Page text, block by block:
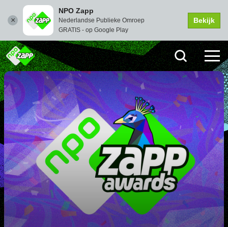
NPO Zapp
Nederlandse Publieke Omroep
GRATIS - op Google Play
Bekijk
OP WEG NAAR DE ZAPP
AWARDS
Kijkje achter de schermen bij de voorbereidingen van de
Zapp Awards.